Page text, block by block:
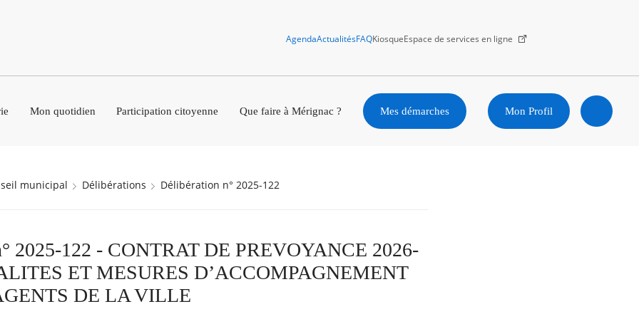
AgendaActualitésFAQKiosqueEspace de services en ligne
Mon quotidien Participation citoyenne Que faire à Mérignac ? Mes démarches Mon Profil
municipal Délibérations Délibération n° 2025-122
2025-122 - CONTRAT DE PREVOYANCE 2026-
ET MESURES D’ACCOMPAGNEMENT
DE LA VILLE